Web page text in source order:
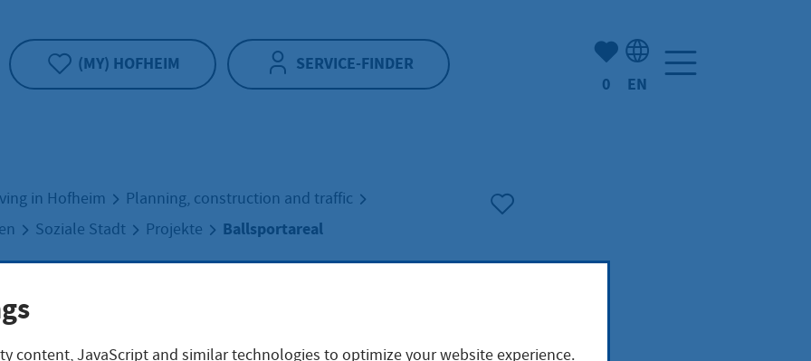
(MY) HOFHEIM SERVICE-FINDER
Number of bookmarked
0 EN
in Hofheim
Planning, construction and traffic
Soziale Stadt Projekte Ballsportareal
content, JavaScript and similar technologies to optimize your website experience.